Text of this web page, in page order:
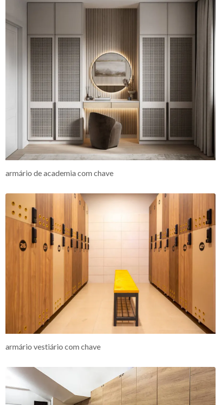
armário de academia com chave
armário vestiário com chave